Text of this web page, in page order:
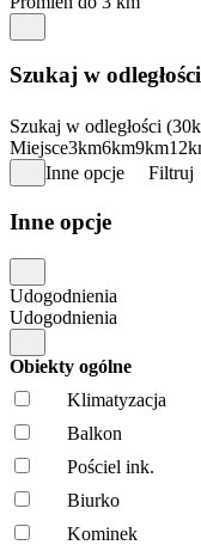
Szukaj w
Szukaj w odległości
Miejsce3km6km9km
Inne opcje
Filtruj
Inne opcje
Udogodnienia
Udogodnienia
Obiekty ogólne
Klimatyzacja
Balkon
Pościel ink.
Biurko
Kominek